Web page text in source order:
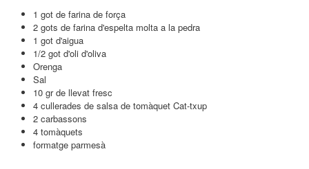
1 got de farina de força
2 gots de farina d'espelta molta a la pedra
1 got d'aigua
1/2 got d'oli d'oliva
Orenga
Sal
10 gr de llevat fresc
4 cullerades de salsa de tomàquet Cat-txup
2 carbassons
4 tomàquets
formatge parmesà